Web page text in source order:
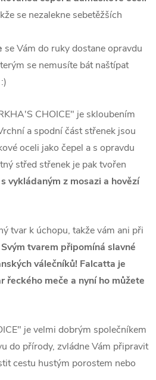
se nezalekne sebetěžších
se Vám do ruky dostane opravdu
se nemusíte bát naštípat
CHOICE" je skloubením
a spodní část střenek jsou
oceli jako čepel a s opravdu
střed střenek je pak tvořen
vykládaným z mosazi a hovězí
tvar k úchopu, takže vám ani při
Svým tvarem připomíná slavné
válečníků! Falcatta je
meče a nyní ho můžete
je velmi dobrým společníkem
do přírody, zvládne Vám připravit
cestu hustým porostem nebo